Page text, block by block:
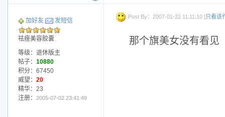
加好友 发短信
祛痤美容胶囊
等级：退休版主
帖子： 10880
积分：67450
威望： 20
精华：23
注册： 2005-07-02 23:41:49
Post By：2007-01-22 11:11:10 [只看该
那个旗美女没有看